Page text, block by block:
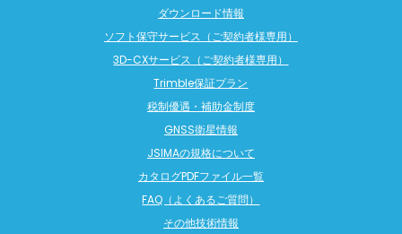
ダウンロード情報
ソフト保守サービス（ご契約者様専用）
3D-CXサービス（ご契約者様専用）
Trimble保証プラン
税制優遇・補助金制度
GNSS衛星情報
JSIMAの規格について
カタログPDFファイル一覧
FAQ（よくあるご質問）
その他技術情報